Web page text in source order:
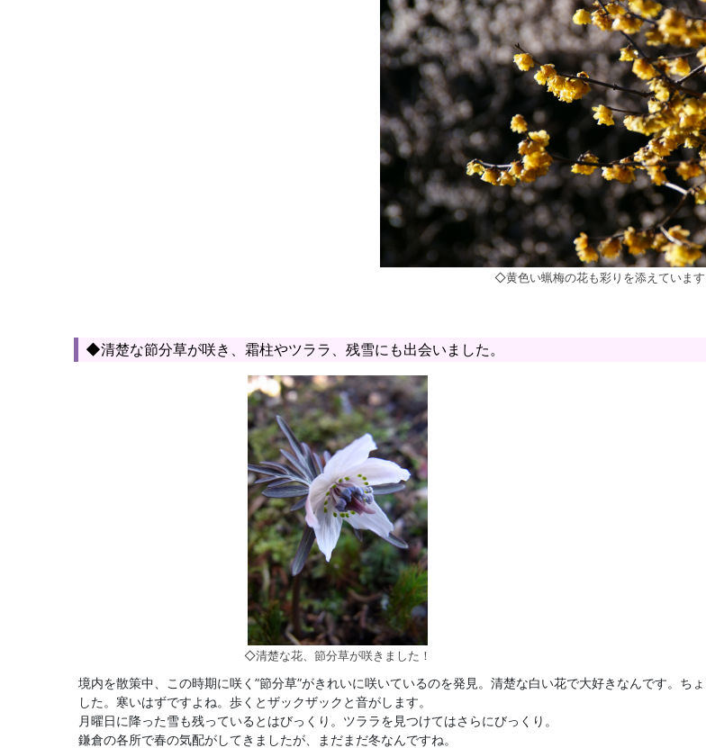
◇黄色い蝋梅の花も彩りを添えています
◆清楚な節分草が咲き、霜柱やツララ、残雪にも出会いました。
◇清楚な花、節分草が咲きました！
境内を散策中、この時期に咲く”節分草”がきれいに咲いているのを発見。清楚な白い花で大好きなんです。ち
した。寒いはずですよね。歩くとザックザックと音がします。
月曜日に降った雪も残っているとはびっくり。ツララを見つけてはさらにびっくり。
鎌倉の各所で春の気配がしてきましたが、まだまだ冬なんですね。